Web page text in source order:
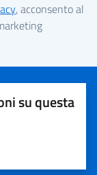
, acconsento al
su questa